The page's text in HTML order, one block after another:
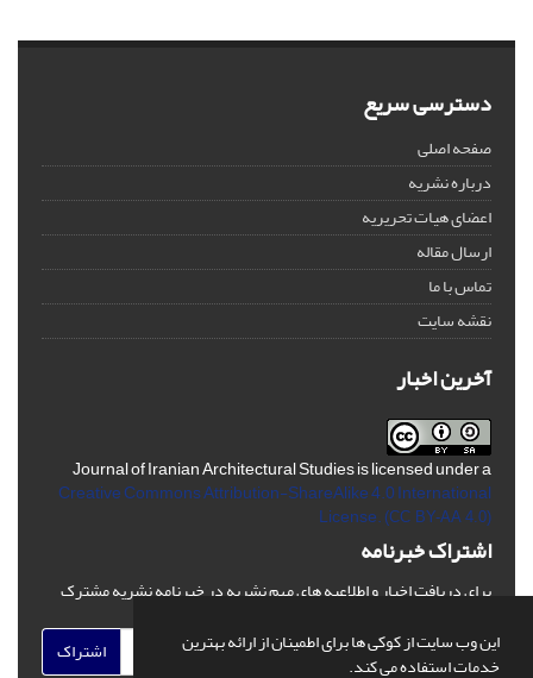
این وب سایت از کوکی ها برای اطمینان از ارائه بهترین
خدمات استفاده می کند.
دسترسی سریع
صفحه اصلی
درباره نشریه
اعضای هیات تحریریه
ارسال مقاله
تماس با ما
نقشه سایت
آخرین اخبار
Journal of Iranian Architectural Studies is licensed under a
Creative Commons Attribution-ShareAlike 4.0 International
License. (CC BY-AA 4.0)
اشتراک خبرنامه
برای دریافت اخبار و اطلاعیه های مهم نشریه در خبرنامه نشریه مشترک
اشتراک